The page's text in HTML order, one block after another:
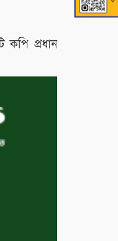
প্রধান